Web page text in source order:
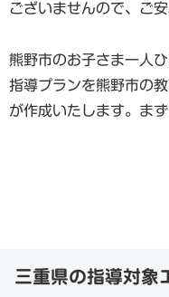
ございませんので、ご安
熊野市のお子さま一人
指導プランを熊野市の
が作成いたします。ま
三重県の指導対象